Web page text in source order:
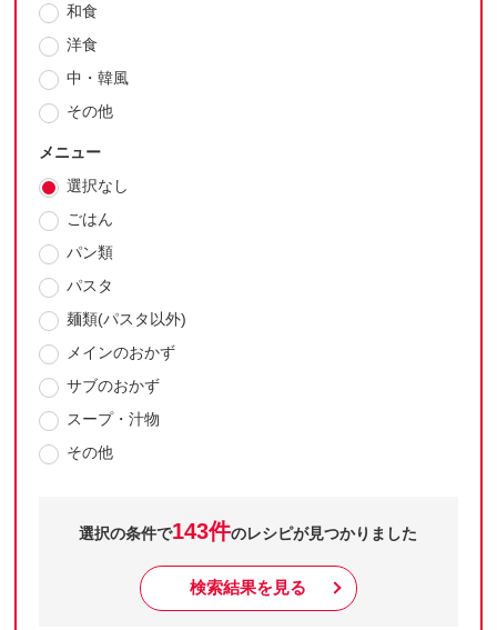
和食
洋食
中・韓風
その他
メニュー
選択なし
ごはん
パン類
パスタ
麺類(パスタ以外)
メインのおかず
サブのおかず
スープ・汁物
その他
選択の条件で143件のレシピが見つかりました
検索結果を見る